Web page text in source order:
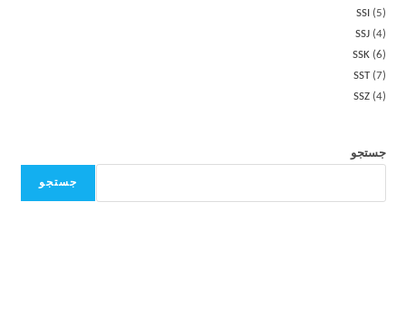
SSI
5
SSJ 4
SSK 6
SST 7
SSZ 4
جستجو
جستجو